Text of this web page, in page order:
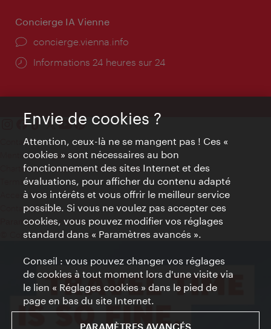
Concierge IA Vienne
Ort:
concierge.vienna.info
Öffnungszeiten:
Informations 24 heures sur 24
Contact
Mentions obligatoires
Charte sur le respect de la vie privée
Terms of Use
Accessibilité
Contact presse
Paramètres de cookies
© Copyright WienTourismus
Envie de cookies ?
Attention, ceux-là ne se mangent pas ! Ces «
cookies » sont nécessaires au bon
fonctionnement des sites Internet et des
évaluations, pour afficher du contenu adapté
à vos intérêts et vous offrir le meilleur service
possible. Si vous ne voulez pas accepter ces
cookies, vous pouvez modifier vos réglages
standard dans « Paramètres avancés ».
Conseil : vous pouvez changer vos réglages
de cookies à tout moment lors d'une visite via
le lien « Réglages cookies » dans le pied de
page en bas du site Internet.
PARAMÈTRES AVANCÉS